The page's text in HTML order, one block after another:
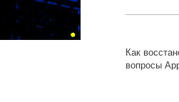
Как
вопросы